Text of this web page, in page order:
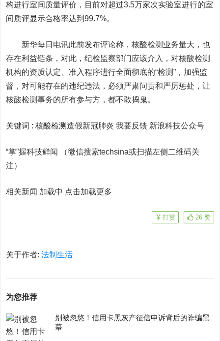
构进行室间质量评价，目前对超过3.5万家次实验室进行的室
间质评显示合格率达到99.7%。
新华每日电讯此前发布评论称，核酸检测业务量大，也
存在利益链条，对此，纪检监察部门应该介入，对核酸检测
机构的资质认定、准入程序进行全面彻底的“检测”，加强监
督，对可能存在的违纪违法，必须严肃问责和严厉惩处，让
核酸检测事务的所有参与方，都不敢捣鬼。
关键词 :核酸检测造假新冠肺炎 我要反馈 新浪科技公众号
“掌”握科技鲜闻 （微信搜索techsina或扫描左侧二维码关
注）
相关新闻 加载中 点击加载更多
26 赞
打赏
关于作者:法制生活
为您推荐
别被忽悠！信用卡黑灰产征信申诉背后的诈骗黑
幕